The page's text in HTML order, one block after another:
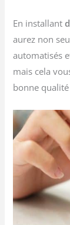
En installant
aurez non
automatisés
mais cela
bonne